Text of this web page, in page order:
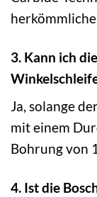
3. Kann ich
Ja, solange
mit einem
Bohrung von
4. Ist die